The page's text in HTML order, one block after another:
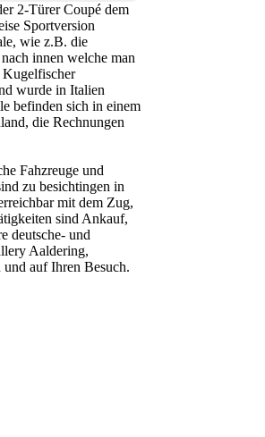
2-Türer Coupé dem
Sportversion
wie z.B. die
innen welche man
Kugelfischer
wurde in Italien
befinden sich in einem
die Rechnungen
Fahzreuge und
zu besichtingen in
mit dem Zug,
sind Ankauf,
deutsche- und
Aaldering,
auf Ihren Besuch.